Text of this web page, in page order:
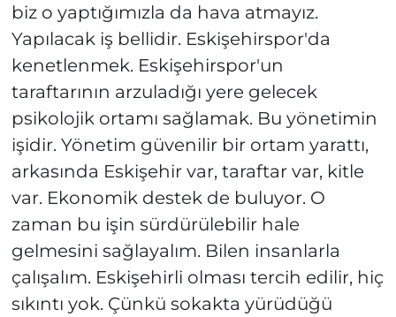
biz o yaptığımızla da hava atmayız.
Yapılacak iş bellidir. Eskişehirspor'da
kenetlenmek. Eskişehirspor'un
taraftarının arzuladığı yere gelecek
psikolojik ortamı sağlamak. Bu yönetimin
işidir. Yönetim güvenilir bir ortam yarattı,
arkasında Eskişehir var, taraftar var, kitle
var. Ekonomik destek de buluyor. O
zaman bu işin sürdürülebilir hale
gelmesini sağlayalım. Bilen insanlarla
çalışalım. Eskişehirli olması tercih edilir, hiç
sıkıntı yok. Çünkü sokakta yürüdüğü